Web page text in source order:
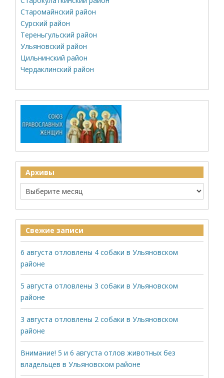
Старомайнский район
Сурский район
Тереньгульский район
Ульяновский район
Цильнинский район
Чердаклинский район
Архивы
Свежие записи
6 августа отловлены 4 собаки в Ульяновском
районе
5 августа отловлены 3 собаки в Ульяновском
районе
3 августа отловлены 2 собаки в Ульяновском
районе
Внимание! 5 и 6 августа отлов животных без
владельцев в Ульяновском районе